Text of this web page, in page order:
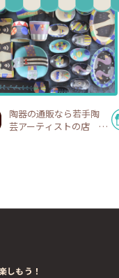
陶器の通販なら若手陶
芸アーティストの店
しもう！